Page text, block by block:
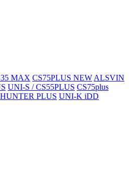
MAX CS75PLUS NEW ALSVIN
UNI-S / CS55PLUS CS75plus
HUNTER PLUS UNI-K iDD